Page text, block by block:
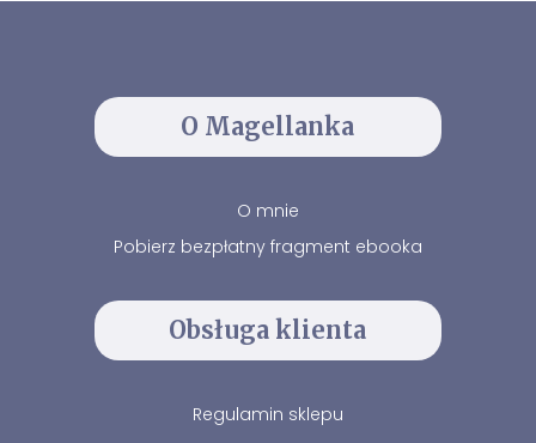
O Magellanka
O mnie
Pobierz bezpłatny fragment ebooka
Obsługa klienta
Regulamin sklepu